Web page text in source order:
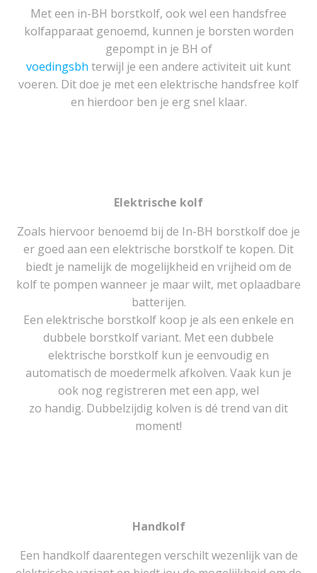
Met een in-BH borstkolf, ook wel een handsfree
kolfapparaat genoemd, kunnen je borsten worden
gepompt in je BH of
voedingsbh terwijl je een andere activiteit uit kunt
voeren. Dit doe je met een elektrische handsfree kolf
en hierdoor ben je erg snel klaar.
Elektrische kolf
Zoals hiervoor benoemd bij de In-BH borstkolf doe je
er goed aan een elektrische borstkolf te kopen. Dit
biedt je namelijk de mogelijkheid en vrijheid om de
kolf te pompen wanneer je maar wilt, met oplaadbare
batterijen.
Een elektrische borstkolf koop je als een enkele en
dubbele borstkolf variant. Met een dubbele
elektrische borstkolf kun je eenvoudig en
automatisch de moedermelk afkolven. Vaak kun je
ook nog registreren met een app, wel
zo handig. Dubbelzijdig kolven is dé trend van dit
moment!
Handkolf
Een handkolf daarentegen verschilt wezenlijk van de